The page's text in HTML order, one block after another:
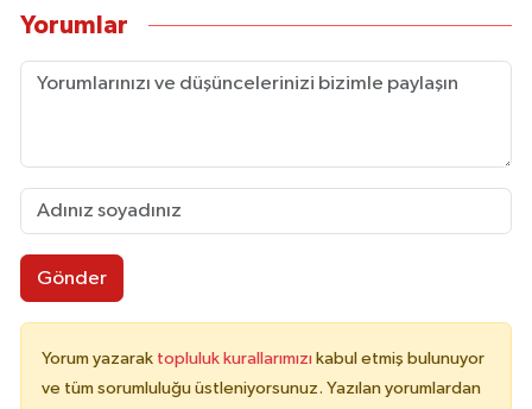
Yorumlar
Gönder
Yorum yazarak topluluk kurallarımızı kabul etmiş bulunuyor
ve tüm sorumluluğu üstleniyorsunuz. Yazılan yorumlardan